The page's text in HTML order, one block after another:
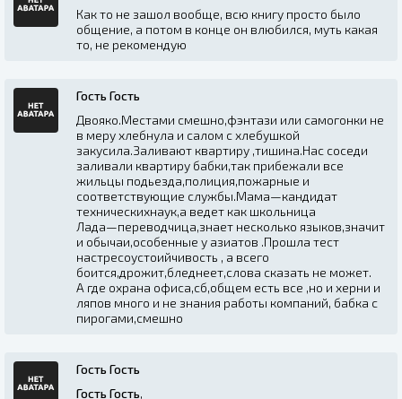
Как то не зашол вообще, всю книгу просто было
общение, а потом в конце он влюбился, муть какая
то, не рекомендую
Гость Гость
Двояко.Местами смешно,фэнтази или самогонки не
в меру хлебнула и салом с хлебушкой
закусила.Заливают квартиру ,тишина.Нас соседи
заливали квартиру бабки,так прибежали все
жильцы подьезда,полиция,пожарные и
соответствующие службы.Мама—кандидат
техническихнаук,а ведет как школьница
Лада—переводчица,знает несколько языков,значит
и обычаи,особенные у азиатов .Прошла тест
настресоустоийчивость , а всего
боится,дрожит,бледнеет,слова сказать не может.
А где охрана офиса,сб,общем есть все ,но и херни и
ляпов много и не знания работы компаний, бабка с
пирогами,смешно
Гость Гость
Гость Гость,